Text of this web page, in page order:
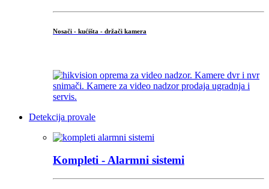
Nosači - kućišta - držači kamera
Detekcija provale
Kompleti - Alarmni sistemi